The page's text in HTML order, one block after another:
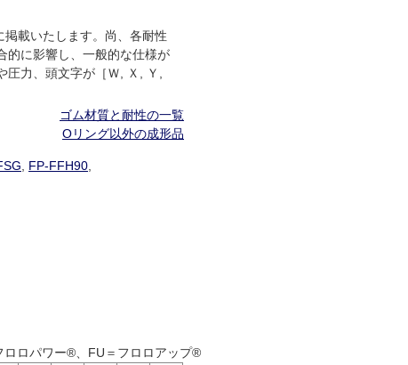
載いたします。尚、各耐性
的に影響し、一般的な仕様が
力、頭文字が［Ｗ, Ｘ, Ｙ,
ゴム材質と耐性の一覧
Oリング以外の成形品
FP-FFH90
ロロパワー®、FU＝フロロアップ®